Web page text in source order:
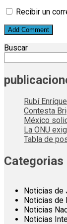
Recibir un
Buscar
Rubí
Contesta
México
La ONU
Tabla de
Categorias
Noticias de
Noticias de
Noticias
Noticias